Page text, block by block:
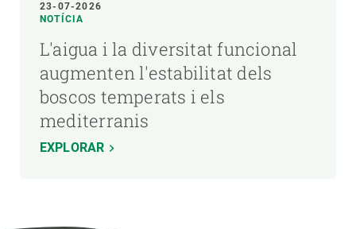
23-07-2026
NOTÍCIA
L'aigua i la diversitat funcional
augmenten l'estabilitat dels
boscos temperats i els
mediterranis
EXPLORAR